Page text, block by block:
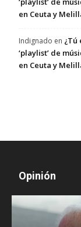
en Ceuta y
Indignado en ¿Tú
‘playlist’ de
en Ceuta y
Opinión